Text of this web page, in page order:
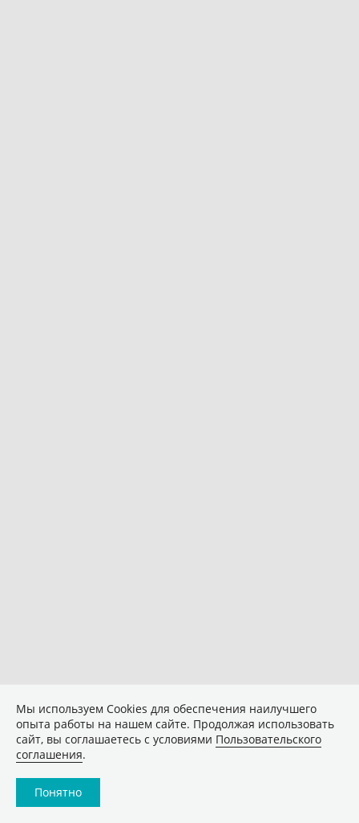
Мы используем Сookies для обеспечения наилучшего
опыта работы на нашем сайте. Продолжая использовать
сайт, вы соглашаетесь с условиями Пользовательского
соглашения.
Понятно